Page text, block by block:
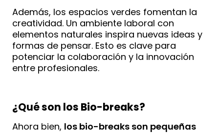
Además, los espacios verdes fomentan la
creatividad. Un ambiente laboral con
elementos naturales inspira nuevas ideas y
formas de pensar. Esto es clave para
potenciar la colaboración y la innovación
entre profesionales.
¿Qué son los Bio-breaks?
Ahora bien, los bio-breaks son pequeñas